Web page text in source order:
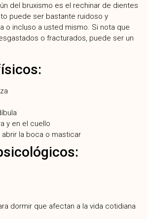
del bruxismo es el rechinar de dientes
puede ser bastante ruidoso y
o incluso a usted mismo. Si nota que
o fracturados, puede ser un
y en el cuello
abrir la boca o masticar
dormir que afectan a la vida cotidiana